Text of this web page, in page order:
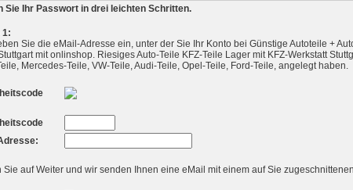
Sie Ihr Passwort in drei leichten Schritten.
1:
Sie die eMail-Adresse ein, unter der Sie Ihr Konto bei Günstige Autoteile +
mit onlinshop. Riesiges Auto-Teile KFZ-Teile Lager mit KFZ-Werkstatt
Mercedes-Teile, VW-Teile, Audi-Teile, Opel-Teile, Ford-Teile, angelegt haben.
Sie auf Weiter und wir senden Ihnen eine eMail mit einem auf Sie